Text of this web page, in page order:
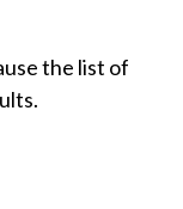
the list of